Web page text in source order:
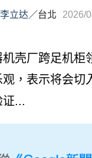
李立达／台北 2026/
机壳厂跨足机柜
观，表示将会切
证...